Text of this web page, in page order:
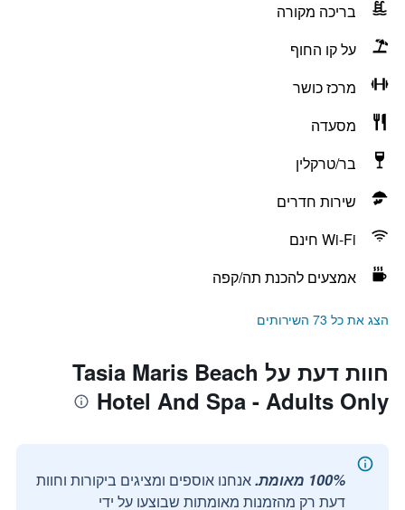
בריכה מקורה
על קו החוף
מרכז כושר
מסעדה
בר/טרקלין
שירות חדרים
Wi-Fi חינם
אמצעים להכנת תה/קפה
הצג את כל 73 השירותים
חוות דעת על Tasia Maris Beach
Hotel And Spa - Adults Only
100% מאומת.
אנחנו אוספים ומציגים ביקורות וחוות
דעת רק מהזמנות מאומתות שבוצעו על ידי